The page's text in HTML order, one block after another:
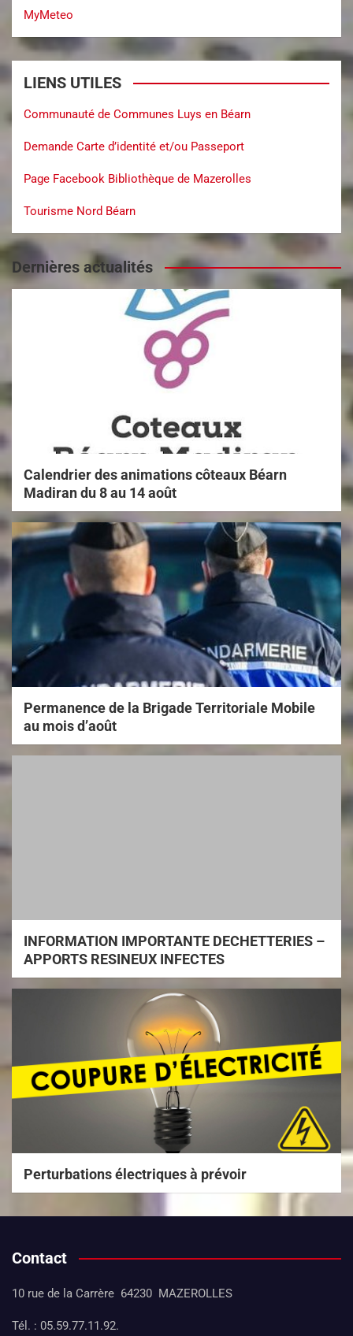
MyMeteo
LIENS UTILES
Communauté de Communes Luys en Béarn
Demande Carte d’identité et/ou Passeport
Page Facebook Bibliothèque de Mazerolles
Tourisme Nord Béarn
Dernières actualités
Calendrier des animations côteaux Béarn
Madiran du 8 au 14 août
Permanence de la Brigade Territoriale Mobile
au mois d’août
INFORMATION IMPORTANTE DECHETTERIES –
APPORTS RESINEUX INFECTES
Perturbations électriques à prévoir
Contact
10 rue de la Carrère 64230 MAZEROLLES
Tél. : 05.59.77.11.92.